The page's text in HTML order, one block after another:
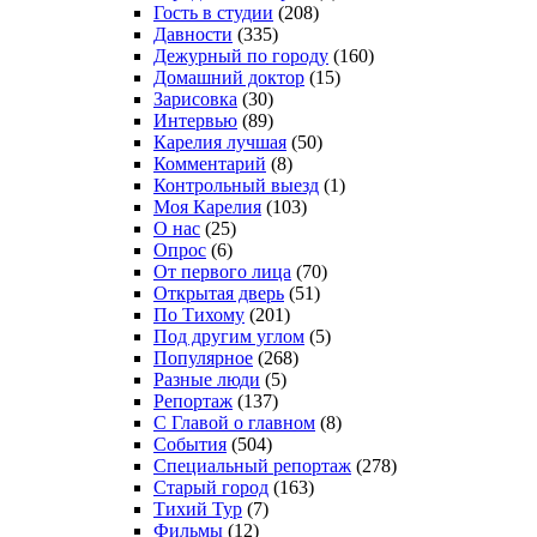
Гость в студии (208)
Давности (335)
Дежурный по городу (160)
Домашний доктор (15)
Зарисовка (30)
Интервью (89)
Карелия лучшая (50)
Комментарий (8)
Контрольный выезд (1)
Моя Карелия (103)
О нас (25)
Опрос (6)
От первого лица (70)
Открытая дверь (51)
По Тихому (201)
Под другим углом (5)
Популярное (268)
Разные люди (5)
Репортаж (137)
С Главой о главном (8)
События (504)
Специальный репортаж (278)
Старый город (163)
Тихий Тур (7)
Фильмы (12)